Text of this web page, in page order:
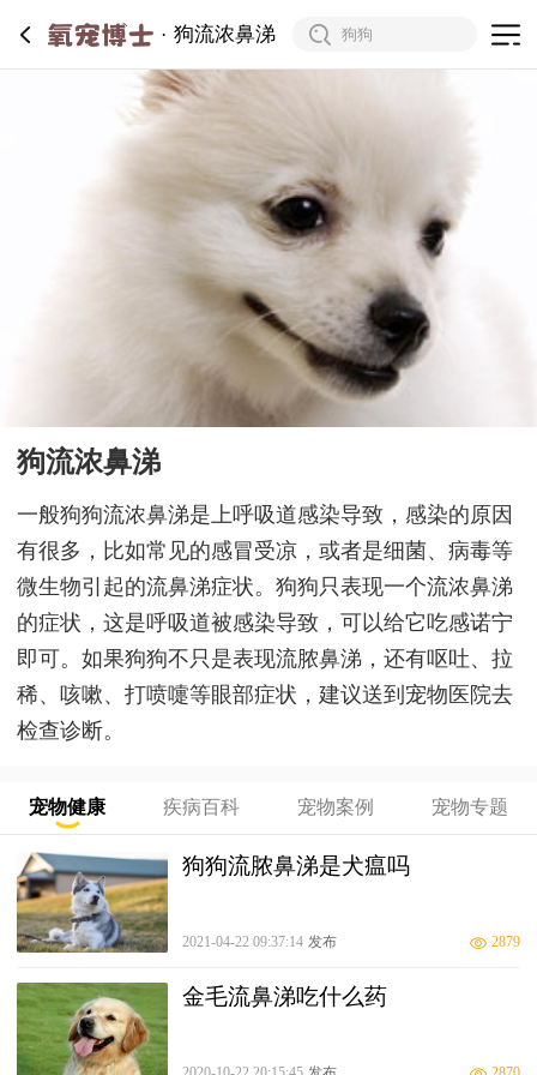
狗流浓鼻涕
狗流浓鼻涕
一般狗狗流浓鼻涕是上呼吸道感染导致，感染的原因
有很多，比如常见的感冒受凉，或者是细菌、病毒等
微生物引起的流鼻涕症状。狗狗只表现一个流浓鼻涕
的症状，这是呼吸道被感染导致，可以给它吃感诺宁
即可。如果狗狗不只是表现流脓鼻涕，还有呕吐、拉
稀、咳嗽、打喷嚏等眼部症状，建议送到宠物医院去
检查诊断。
宠物健康 疾病百科 宠物案例 宠物专题
狗狗流脓鼻涕是犬瘟吗
2021-04-22 09:37:14 发布 2879
金毛流鼻涕吃什么药